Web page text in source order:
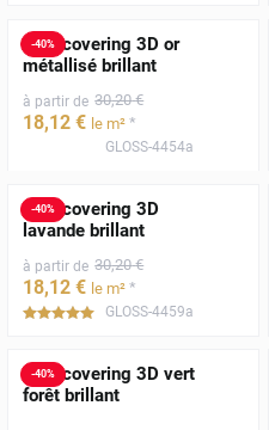
-40%
Film covering 3D or
métallisé brillant
à partir de 30,20 €
18,12 € le m² *
GLOSS-4454a
-40%
Film covering 3D
lavande brillant
à partir de 30,20 €
18,12 € le m² *
*****
GLOSS-4459a
-40%
Film covering 3D vert
forêt brillant